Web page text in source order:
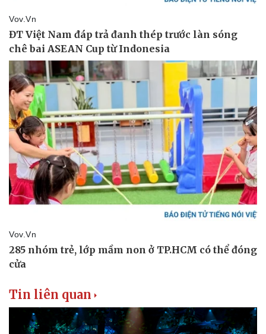
Sân khấu - Điện ảnh
Văn học
Âm nhạc
Giải trí
Thời trang
Tin liên quan